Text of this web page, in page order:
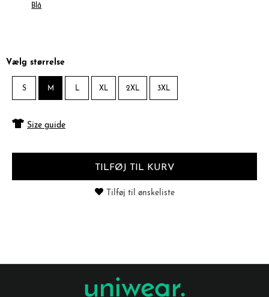
Blå
Vælg størrelse
S M L XL 2XL 3XL
Size guide
TILFØJ TIL KURV
Tilføj til ønskeliste